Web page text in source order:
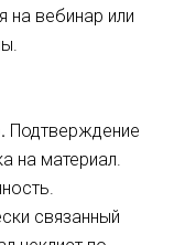
на вебинар или
Подтверждение
на материал.
связанный